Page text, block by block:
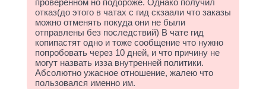
проверенном но подороже. Однако получил
отказ(до этого в чатах с гид скзаали что заказы
можно отменять покуда они не были
отправлены без последствий) В чате гид
копипастят одно и тоже сообщение что нужно
попробовать через 10 дней, и что причину не
могут назвать изза внутренней политики.
Абсолютно ужасное отношение, жалею что
пользовался именно им.